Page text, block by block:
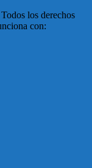
Todos los derechos
con: